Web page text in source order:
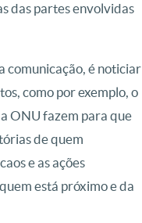
das partes envolvidas
comunicação, é noticiar
como por exemplo, o
ONU fazem para que
de quem
e as ações
está próximo e da